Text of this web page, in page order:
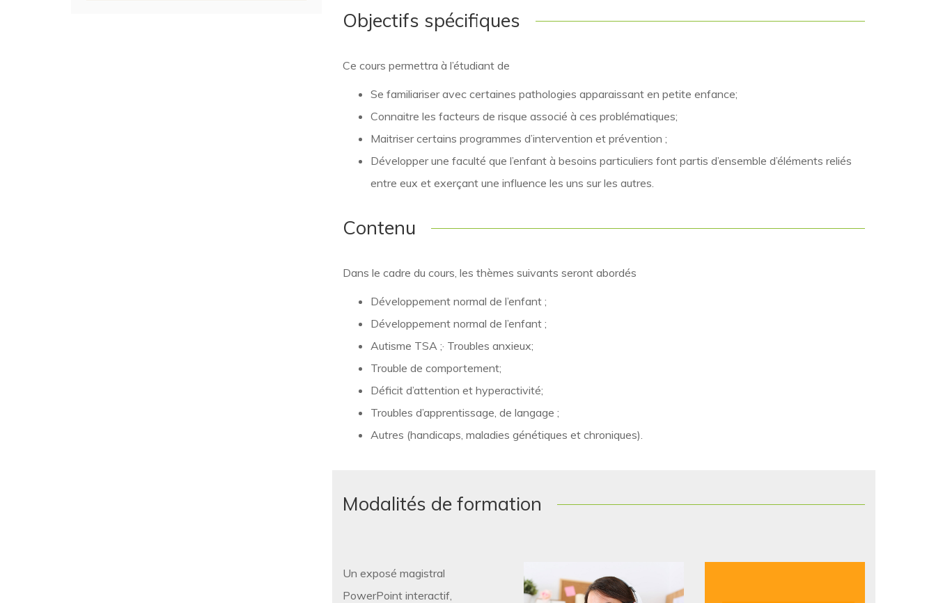
Objectifs spécifiques
Ce cours permettra à l’étudiant de
Se familiariser avec certaines pathologies apparaissant en petite enfance;
Connaitre les facteurs de risque associé à ces problématiques;
Maitriser certains programmes d’intervention et prévention ;
Développer une faculté que l’enfant à besoins particuliers font partis d’ensemble d’éléments reliés
entre eux et exerçant une influence les uns sur les autres.
Contenu
Dans le cadre du cours, les thèmes suivants seront abordés
Développement normal de l’enfant ;
Développement normal de l’enfant ;
Autisme TSA ;· Troubles anxieux;
Trouble de comportement;
Déficit d’attention et hyperactivité;
Troubles d’apprentissage, de langage ;
Autres (handicaps, maladies génétiques et chroniques).
Modalités de formation
Un exposé magistral
PowerPoint interactif,